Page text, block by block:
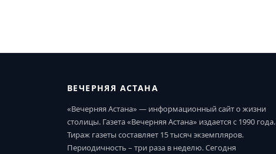
ВЕЧЕРНЯЯ АСТАНА
«Вечерняя Астана» — информационный сайт о жизни
столицы. Газета «Вечерняя Астана» издается с 1990 года.
Тираж газеты составляет 15 тысяч экземпляров.
Периодичность – три раза в неделю. Сегодня